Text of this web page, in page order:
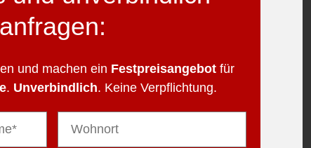
anfragen:
und machen ein Festpreisangebotfür
. Unverbindlich. Keine Verpflichtung.